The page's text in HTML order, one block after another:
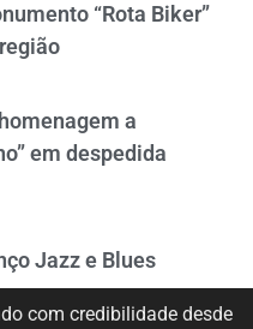
“Rota Biker”
a
em despedida
Jazz e Blues
com credibilidade desde